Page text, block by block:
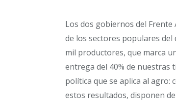
Los dos gobiernos del
de los sectores populares del
mil productores, que marca
entrega del 40% de nuestras
política que se aplica al agro:
estos resultados, disponen